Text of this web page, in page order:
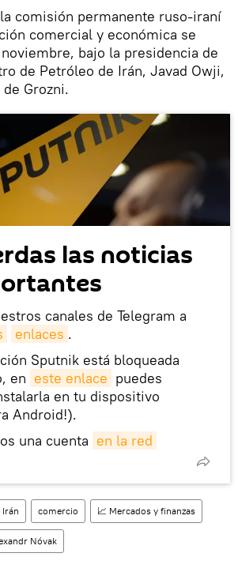
comisión permanente ruso-iraní
comercial y económica se
bajo la presidencia de
de Petróleo de Irán, Javad Owji,
Grozni.
las noticias
canales de Telegram a
enlaces .
Sputnik está bloqueada
en este enlace puedes
en tu dispositivo
Android!).
una cuenta en la red
Irán comercio 📈 Mercados y finanzas
Nóvak